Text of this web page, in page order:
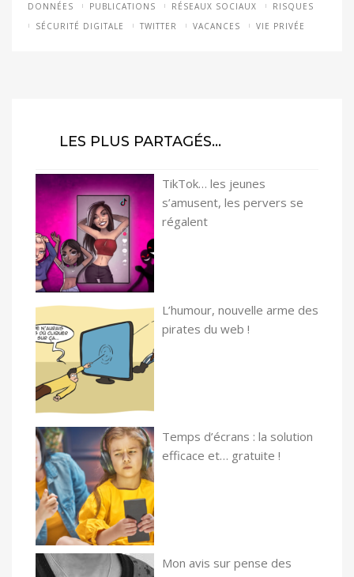
DONNÉES
PUBLICATIONS RÉSEAUX SOCIAUX
RISQUES
SÉCURITÉ DIGITALE
TWITTER VACANCES VIE PRIVÉE
LES PLUS PARTAGÉS…
TikTok… les jeunes
s’amusent, les pervers se
régalent
L’humour, nouvelle arme des
pirates du web !
Temps d’écrans : la solution
efficace et… gratuite !
Mon avis sur pense des